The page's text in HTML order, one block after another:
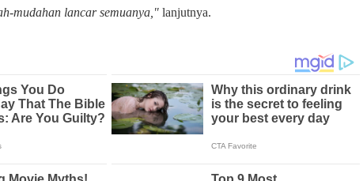
mudahan lancar semuanya," lanjutnya.